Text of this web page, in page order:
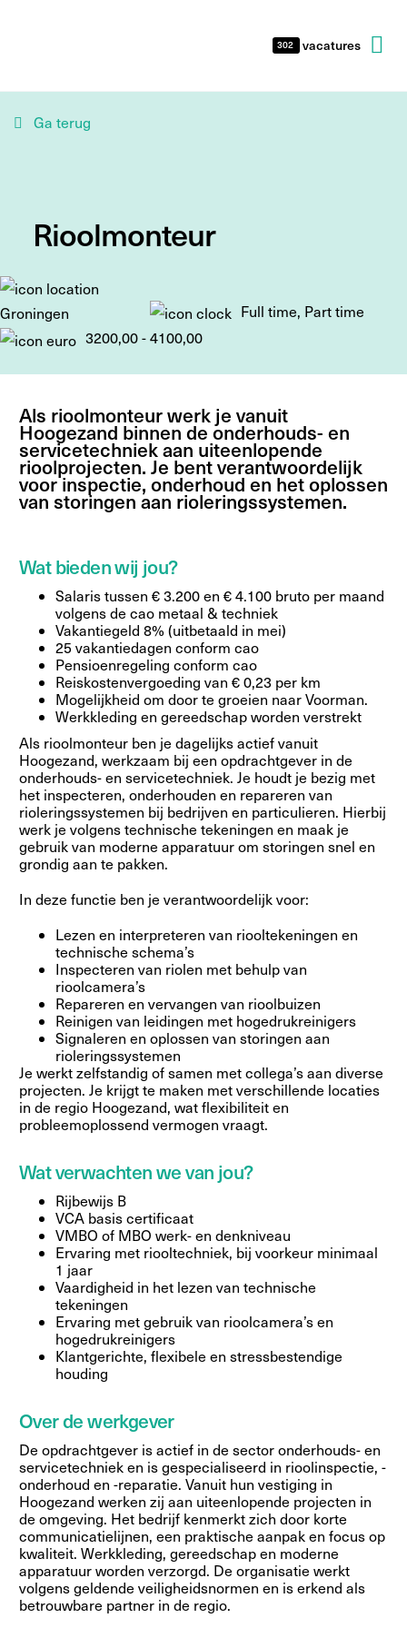
302 vacatures
Ga terug
Rioolmonteur
Groningen
Full time, Part time
3200,00 - 4100,00
Als rioolmonteur werk je vanuit
Hoogezand binnen de onderhouds- en
servicetechniek aan uiteenlopende
rioolprojecten. Je bent verantwoordelijk
voor inspectie, onderhoud en het oplossen
van storingen aan rioleringssystemen.
Wat bieden wij jou?
Salaris tussen € 3.200 en € 4.100 bruto per maand
volgens de cao metaal & techniek
Vakantiegeld 8% (uitbetaald in mei)
25 vakantiedagen conform cao
Pensioenregeling conform cao
Reiskostenvergoeding van € 0,23 per km
Mogelijkheid om door te groeien naar Voorman.
Werkkleding en gereedschap worden verstrekt
Als rioolmonteur ben je dagelijks actief vanuit
Hoogezand, werkzaam bij een opdrachtgever in de
onderhouds- en servicetechniek. Je houdt je bezig met
het inspecteren, onderhouden en repareren van
rioleringssystemen bij bedrijven en particulieren. Hierbij
werk je volgens technische tekeningen en maak je
gebruik van moderne apparatuur om storingen snel en
grondig aan te pakken.
In deze functie ben je verantwoordelijk voor:
Lezen en interpreteren van riooltekeningen en
technische schema’s
Inspecteren van riolen met behulp van
rioolcamera’s
Repareren en vervangen van rioolbuizen
Reinigen van leidingen met hogedrukreinigers
Signaleren en oplossen van storingen aan
rioleringssystemen
Je werkt zelfstandig of samen met collega’s aan diverse
projecten. Je krijgt te maken met verschillende locaties
in de regio Hoogezand, wat flexibiliteit en
probleemoplossend vermogen vraagt.
Wat verwachten we van jou?
Rijbewijs B
VCA basis certificaat
VMBO of MBO werk- en denkniveau
Ervaring met riooltechniek, bij voorkeur minimaal
1 jaar
Vaardigheid in het lezen van technische
tekeningen
Ervaring met gebruik van rioolcamera’s en
hogedrukreinigers
Klantgerichte, flexibele en stressbestendige
houding
Over de werkgever
De opdrachtgever is actief in de sector onderhouds- en
servicetechniek en is gespecialiseerd in rioolinspectie, -
onderhoud en -reparatie. Vanuit hun vestiging in
Hoogezand werken zij aan uiteenlopende projecten in
de omgeving. Het bedrijf kenmerkt zich door korte
communicatielijnen, een praktische aanpak en focus op
kwaliteit. Werkkleding, gereedschap en moderne
apparatuur worden verzorgd. De organisatie werkt
volgens geldende veiligheidsnormen en is erkend als
betrouwbare partner in de regio.